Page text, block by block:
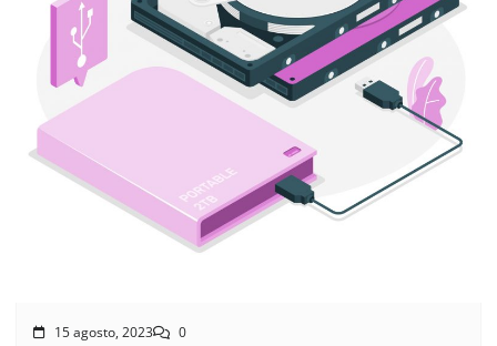
15 agosto, 2023 0